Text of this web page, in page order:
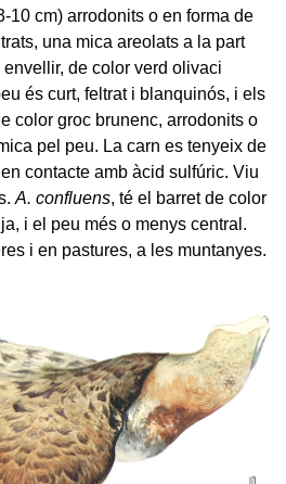
10 cm) arrodonits o en forma de
una mica areolats a la part
de color verd olivaci
és curt, feltrat i blanquinós, i els
color groc brunenc, arrodonits o
pel peu. La carn es tenyeix de
contacte amb àcid sulfúric. Viu
A. confluens, té el barret de color
i el peu més o menys central.
i en pastures, a les muntanyes.